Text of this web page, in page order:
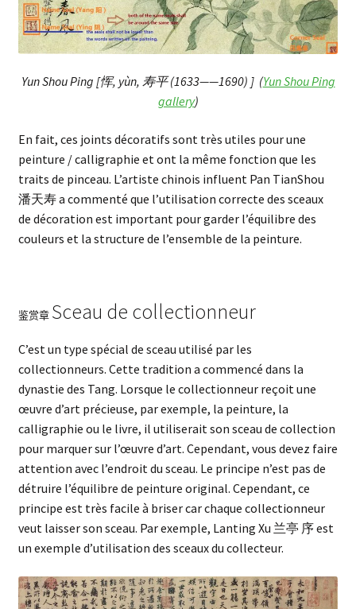
Yun Shou Ping [恽, yùn, 寿平 (1633——1690) ] (Yun Shou Ping
gallery)
En fait, ces joints décoratifs sont très utiles pour une
peinture / calligraphie et ont la même fonction que les
traits de pinceau. L’artiste chinois influent Pan TianShou
潘天寿 a commenté que l’utilisation correcte des sceaux
de décoration est important pour garder l’équilibre des
couleurs et la structure de l’ensemble de la peinture.
鉴赏章 Sceau de collectionneur
C’est un type spécial de sceau utilisé par les
collectionneurs. Cette tradition a commencé dans la
dynastie des Tang. Lorsque le collectionneur reçoit une
œuvre d’art précieuse, par exemple, la peinture, la
calligraphie ou le livre, il utiliserait son sceau de collection
pour marquer sur l’œuvre d’art. Cependant, vous devez faire
attention avec l’endroit du sceau. Le principe n’est pas de
détruire l’équilibre de peinture original. Cependant, ce
principe est très facile à briser car chaque collectionneur
veut laisser son sceau. Par exemple, Lanting Xu 兰亭 序 est
un exemple d’utilisation des sceaux du collecteur.